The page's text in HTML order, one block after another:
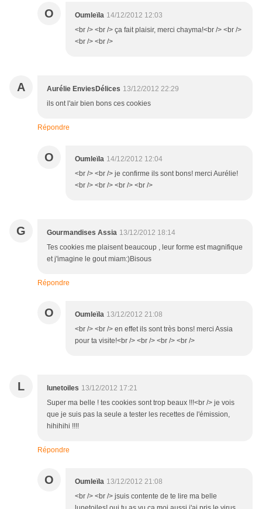
O Oumleïla 14/12/2012 12:03
<br /> <br /> ça fait plaisir, merci chayma!<br /> <br />
<br /> <br />
A Aurélie EnviesDélices 13/12/2012 22:29
ils ont l'air bien bons ces cookies
Répondre
O Oumleïla 14/12/2012 12:04
<br /> <br /> je confirme ils sont bons! merci Aurélie!
<br /> <br /> <br /> <br />
G Gourmandises Assia 13/12/2012 18:14
Tes cookies me plaisent beaucoup , leur forme est magnifique
et j'imagine le gout miam:)Bisous
Répondre
O Oumleïla 13/12/2012 21:08
<br /> <br /> en effet ils sont très bons! merci Assia
pour ta visite!<br /> <br /> <br /> <br />
L lunetoiles 13/12/2012 17:21
Super ma belle ! tes cookies sont trop beaux !!!<br /> je vois
que je suis pas la seule a tester les recettes de l'émission,
hihihihi !!!!
Répondre
O Oumleïla 13/12/2012 21:08
<br /> <br /> jsuis contente de te lire ma belle